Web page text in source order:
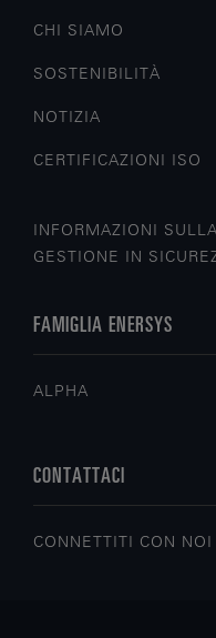
CHI SIAMO
SOSTENIBILITÀ
NOTIZIA
CERTIFICAZIONI ISO
INFORMAZIONI SULLA
GESTIONE IN
FAMIGLIA ENERSYS
ALPHA
CONTATTACI
CONNETTITI CON NOI